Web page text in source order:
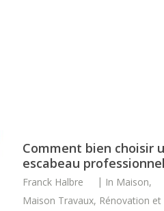
Comment bien choisir
escabeau
Franck Halbre In Maison,
Maison Travaux, Rénovation et